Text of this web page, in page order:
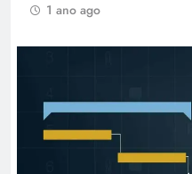
1 ano ago